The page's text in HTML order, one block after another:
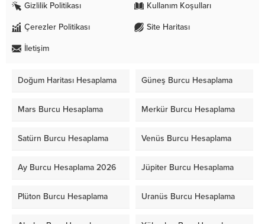
Gizlilik Politikası Kullanım Koşulları
Çerezler Politikası Site Haritası
İletişim
Doğum Haritası Hesaplama Güneş Burcu Hesaplama
Mars Burcu Hesaplama Merkür Burcu Hesaplama
Satürn Burcu Hesaplama Venüs Burcu Hesaplama
Ay Burcu Hesaplama 2026 Jüpiter Burcu Hesaplama
Plüton Burcu Hesaplama Uranüs Burcu Hesaplama